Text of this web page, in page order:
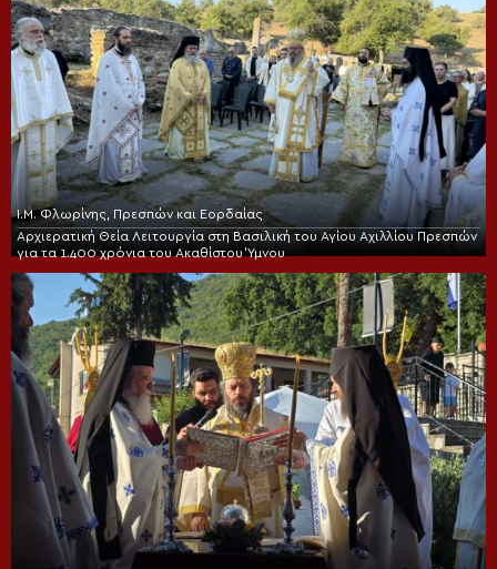
Ι.Μ. Φλωρίνης, Πρεσπών και Εορδαίας
Αρχιερατική Θεία Λειτουργία στη Βασιλική του Αγίου Αχιλλίου Πρεσπών
για τα 1.400 χρόνια του Ακαθίστου Ύμνου